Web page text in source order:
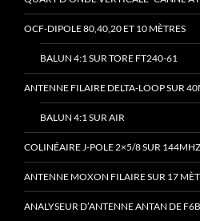
OCF-DIPOLE 80,40,20 ET 10 MÈTRES
BALUN 4:1 SUR TORE FT240-61
ANTENNE FILAIRE DELTA-LOOP SUR
BALUN 4:1 SUR AIR
COLINÉAIRE J-POLE 2×5/8 SUR 144MHZ
ANTENNE MOXON FILAIRE SUR 17
ANALYSEUR D’ANTENNE ANTAN DE